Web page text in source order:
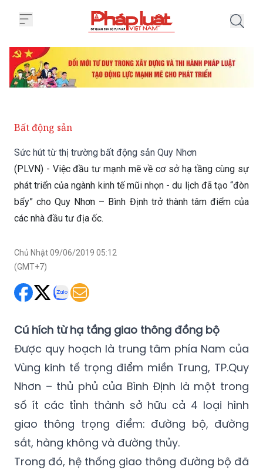
Bất động sản
Sức hút từ thị trường bất động sản Quy Nhơn
(PLVN) - Việc đầu tư mạnh mẽ về cơ sở hạ tầng cùng sự
phát triển của ngành kinh tế mũi nhọn - du lịch đã tạo “đòn
bẩy” cho Quy Nhơn – Bình Định trở thành tâm điểm của
các nhà đầu tư địa ốc.
Chủ Nhật 09/06/2019 05:12
(GMT+7)
Cú hích từ hạ tầng giao thông đồng bộ
Được quy hoạch là trung tâm phía Nam của
Vùng kinh tế trọng điểm miền Trung, TP.Quy
Nhơn – thủ phủ của Bình Định là một trong
số ít các tỉnh thành sở hữu cả 4 loại hình
giao thông trọng điểm: đường bộ, đường
sắt, hàng không và đường thủy.
Trong đó, hệ thống giao thông đường bộ đã